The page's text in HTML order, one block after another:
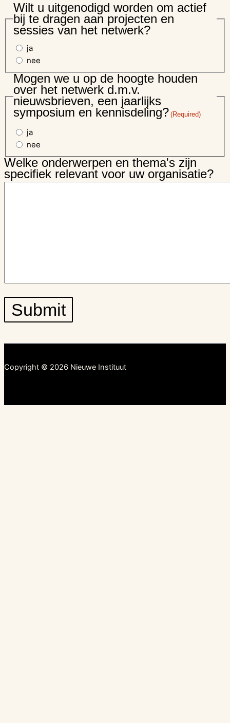
Wilt u uitgenodigd worden om actief
bij te dragen aan projecten en
sessies van het netwerk?
ja
nee
Mogen we u op de hoogte houden
over het netwerk d.m.v.
nieuwsbrieven, een jaarlijks
symposium en kennisdeling? (Required)
ja
nee
Welke onderwerpen en thema's zijn
specifiek relevant voor uw organisatie?
Copyright © 2026 Nieuwe Instituut